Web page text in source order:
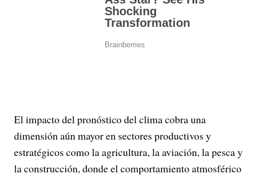
El impacto del pronóstico del clima cobra una
dimensión aún mayor en sectores productivos y
estratégicos como la agricultura, la aviación, la pesca y
la construcción, donde el comportamiento atmosférico